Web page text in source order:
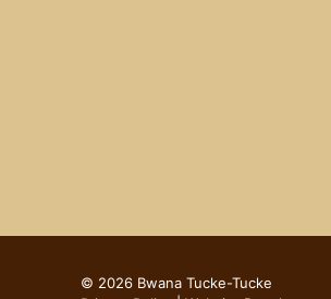
© 2026 Bwana Tucke-Tucke